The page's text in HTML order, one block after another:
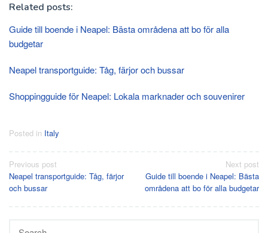
Related posts:
Guide till boende i Neapel: Bästa områdena att bo för alla
budgetar
Neapel transportguide: Tåg, färjor och bussar
Shoppingguide för Neapel: Lokala marknader och souvenirer
Posted in Italy
Post
navigation
Previous post
Neapel transportguide: Tåg, färjor
och bussar
Next post
Guide till boende i Neapel: Bästa
områdena att bo för alla budgetar